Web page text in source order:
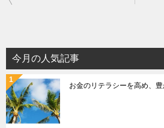
稿
ゲ
ー
シ
ョ
ン
今月の人気記事
お金のリテラシーを高め、